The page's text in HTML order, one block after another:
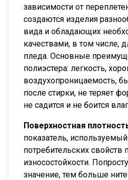
зависимости от
создаются изделия
вида и обладающих
качествами, в том числе,
пледа. Основные
полиэстера: легкость,
воздухопроницаемость,
после стирки, не теряет
не садится и не боится
Поверхностная
показатель,
потребительских свойств
износостойкости.
значение, тем больше